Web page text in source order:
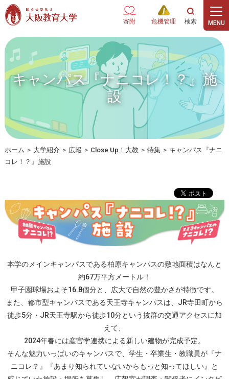
本文へ
寄附 危機管理
キャンパス『ナニコレ！？』施
設
ホーム > 大学紹介 > 広報 > Close Up！大教 > 特集 > キャンパス『ナニ
コレ！？』施設
本学のメインキャンパスである柏原キャンパスの敷地面積はなんと
約67万平方メートル！
甲子園球場およそ16.8個分と、広大で自然の豊かさが特徴です。
また、都市型キャンパスである天王寺キャンパスは、JR寺田町から
徒歩5分・JR天王寺駅から徒歩10分という抜群の交通アクセスに加
えて、
2024年春には産官学連携による新しい建物が完成予定。
そんな魅力いっぱいのキャンパスで、学生・卒業生・教職員が『ナ
ニコレ？』『あまり知られていないからもっと知ってほしい』と